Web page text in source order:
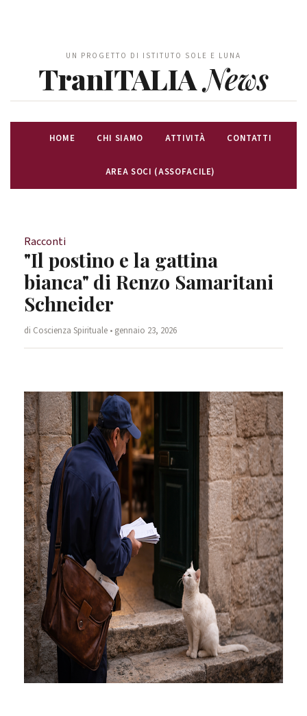
UN PROGETTO DI ISTITUTO SOLE E LUNA
TranITALIANews
HOME CHI SIAMO ATTIVITÀ CONTATTI
AREA SOCI (ASSOFACILE)
Racconti
"Il postino e la gattina
bianca" di Renzo Samaritani
Schneider
di Coscienza Spirituale • gennaio 23, 2026